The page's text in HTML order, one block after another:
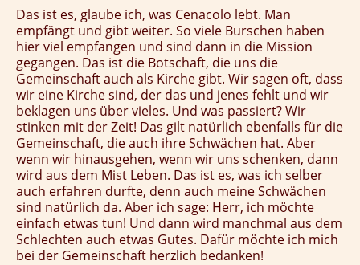
Das ist es, glaube ich, was Cenacolo lebt. Man
empfängt und gibt weiter. So viele Burschen haben
hier viel empfangen und sind dann in die Mission
gegangen. Das ist die Botschaft, die uns die
Gemeinschaft auch als Kirche gibt. Wir sagen oft, dass
wir eine Kirche sind, der das und jenes fehlt und wir
beklagen uns über vieles. Und was passiert? Wir
stinken mit der Zeit! Das gilt natürlich ebenfalls für die
Gemeinschaft, die auch ihre Schwächen hat. Aber
wenn wir hinausgehen, wenn wir uns schenken, dann
wird aus dem Mist Leben. Das ist es, was ich selber
auch erfahren durfte, denn auch meine Schwächen
sind natürlich da. Aber ich sage: Herr, ich möchte
einfach etwas tun! Und dann wird manchmal aus dem
Schlechten auch etwas Gutes. Dafür möchte ich mich
bei der Gemeinschaft herzlich bedanken!